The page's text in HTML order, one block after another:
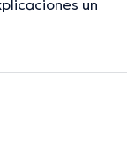
un